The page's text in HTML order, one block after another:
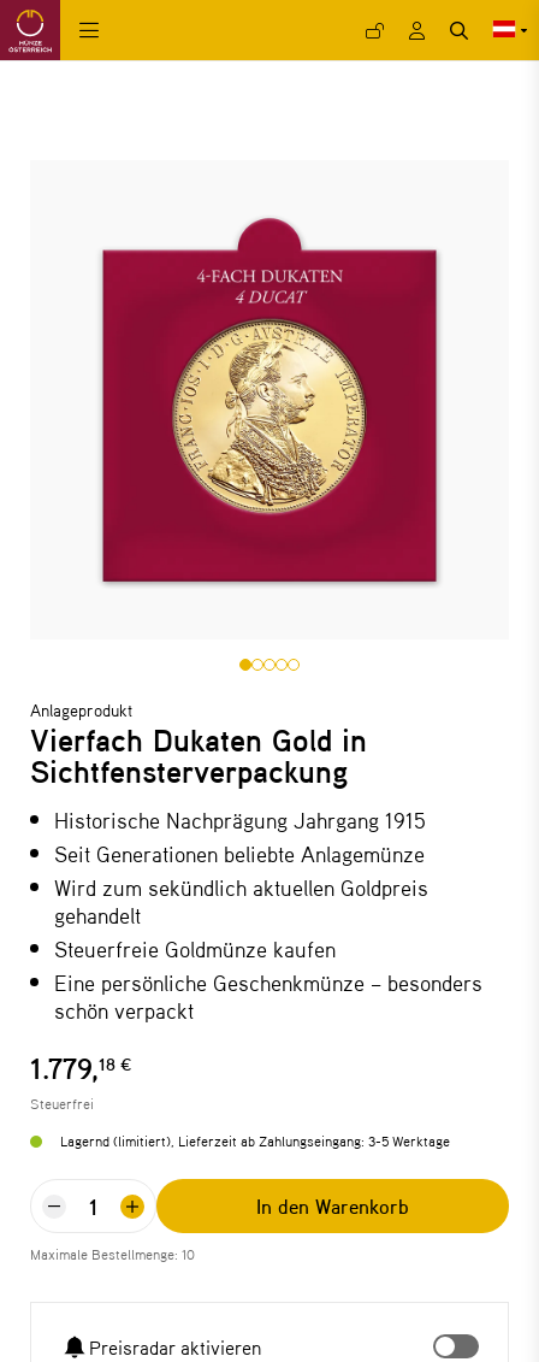
Anlageprodukt
Vierfach Dukaten Gold in
Sichtfensterverpackung
Historische Nachprägung Jahrgang 1915
Seit Generationen beliebte Anlagemünze
Wird zum sekündlich aktuellen Goldpreis
gehandelt
Steuerfreie Goldmünze kaufen
Eine persönliche Geschenkmünze – besonders
schön verpackt
1.779,18 €
Steuerfrei
Lagernd (limitiert), Lieferzeit ab Zahlungseingang: 3-5 Werktage
In den Warenkorb
Maximale Bestellmenge: 10
Preisradar aktivieren